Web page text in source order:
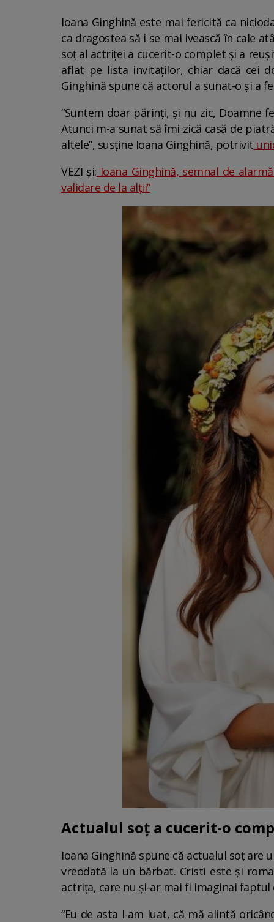
Ioana Ginghină este mai fericită ca
ca dragostea să i se mai ivească în cale
soț al actriței a cucerit-o complet și a
aflat pe lista invitaților, chiar dacă cei
Ginghină spune că actorul a sunat-o și a
“Suntem doar părinți, și nu zic, Doamne
Atunci m-a sunat să îmi zică casă de
altele”, susține Ioana Ginghină, potrivit
VEZI și: Ioana Ginghină, semnal de
validare de la alții”
Actualul soț a cucerit-o
Ioana Ginghină spune că actualul soț
vreodată la un bărbat. Cristi este și
actrița, care nu și-ar mai fi imaginai faptul
“Eu de asta l-am luat, că mă alintă